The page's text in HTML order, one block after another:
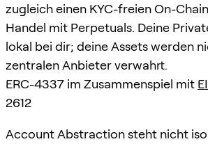
zugleich einen KYC-freien On-
Handel mit Perpetuals. Deine
lokal bei dir; deine Assets werden
zentralen Anbieter verwahrt.
ERC-4337 im Zusammenspiel mit
2612
Account Abstraction steht nicht